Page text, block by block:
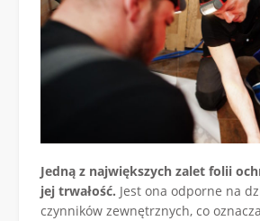
Jedną z największych zalet folii
jej trwałość. Jest ona odporne na
czynników zewnętrznych, co